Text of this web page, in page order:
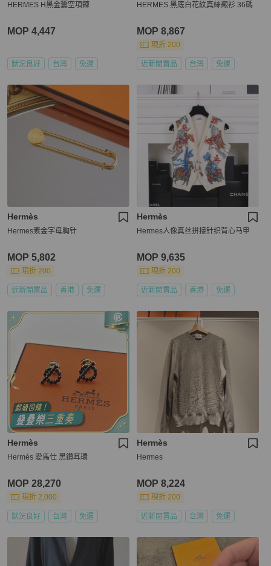
HERMES H黑金簍空項鍊
MOP 4,447
狀況良好 台灣 免運
HERMES 黑底白花紋真絲襯衫 36碼
MOP 8,867
現折 200
近新閒置品 台灣 免運
Hermès
Hermes素金字母胸针
MOP 5,802
現折 200
近新閒置品 香港 免運
Hermès
Hermes人像真丝拼接针织背心马甲
MOP 9,635
現折 200
近新閒置品 香港 免運
Hermès
Hermès 愛馬仕 黑鑽耳環
MOP 28,270
現折 2,000
狀況良好 台灣 免運
Hermès
Hermes
MOP 8,224
現折 200
近新閒置品 台灣 免運